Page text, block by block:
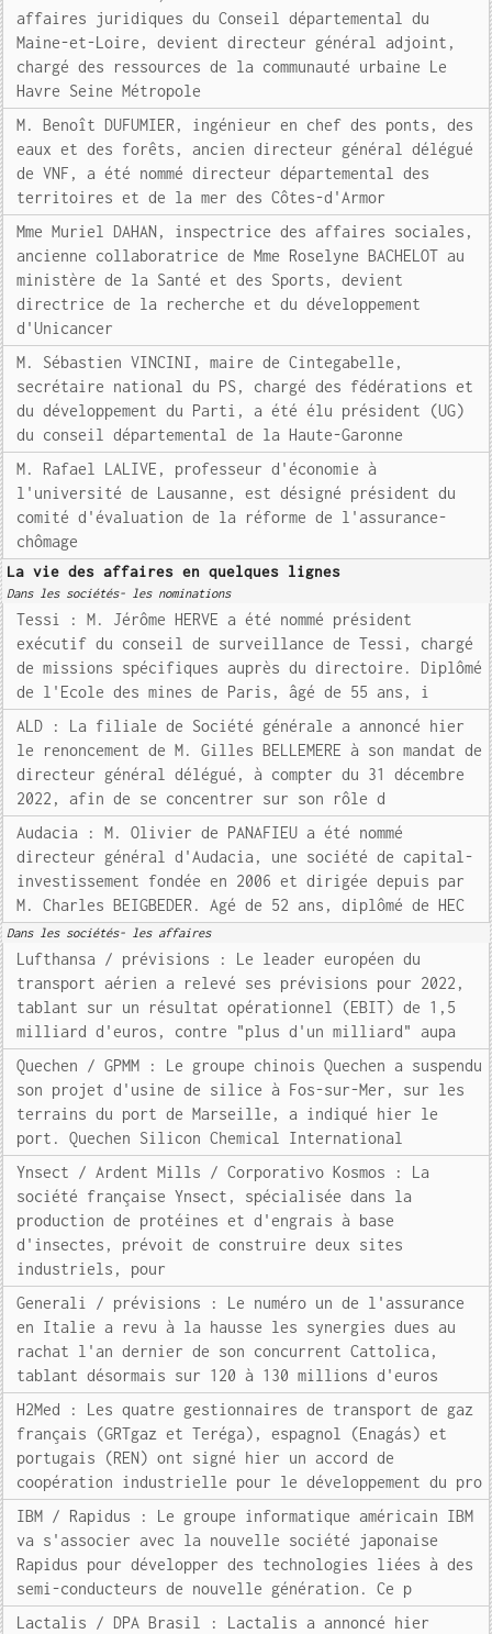
affaires juridiques du Conseil départemental du
Maine-et-Loire, devient directeur général adjoint,
chargé des ressources de la communauté urbaine Le
Havre Seine Métropole
M. Benoît DUFUMIER, ingénieur en chef des ponts, des
eaux et des forêts, ancien directeur général délégué
de VNF, a été nommé directeur départemental des
territoires et de la mer des Côtes-d'Armor
Mme Muriel DAHAN, inspectrice des affaires sociales,
ancienne collaboratrice de Mme Roselyne BACHELOT au
ministère de la Santé et des Sports, devient
directrice de la recherche et du développement
d'Unicancer
M. Sébastien VINCINI, maire de Cintegabelle,
secrétaire national du PS, chargé des fédérations et
du développement du Parti, a été élu président (UG)
du conseil départemental de la Haute-Garonne
M. Rafael LALIVE, professeur d'économie à
l'université de Lausanne, est désigné président du
comité d'évaluation de la réforme de l'assurance-
chômage
La vie des affaires en quelques lignes
Dans les sociétés- les nominations
Tessi : M. Jérôme HERVE a été nommé président
exécutif du conseil de surveillance de Tessi, chargé
de missions spécifiques auprès du directoire. Diplômé
de l'Ecole des mines de Paris, âgé de 55 ans, i
ALD : La filiale de Société générale a annoncé hier
le renoncement de M. Gilles BELLEMERE à son mandat de
directeur général délégué, à compter du 31 décembre
2022, afin de se concentrer sur son rôle d
Audacia : M. Olivier de PANAFIEU a été nommé
directeur général d'Audacia, une société de capital-
investissement fondée en 2006 et dirigée depuis par
M. Charles BEIGBEDER. Agé de 52 ans, diplômé de HEC
Dans les sociétés- les affaires
Lufthansa / prévisions : Le leader européen du
transport aérien a relevé ses prévisions pour 2022,
tablant sur un résultat opérationnel (EBIT) de 1,5
milliard d'euros, contre "plus d'un milliard" aupa
Quechen / GPMM : Le groupe chinois Quechen a suspendu
son projet d'usine de silice à Fos-sur-Mer, sur les
terrains du port de Marseille, a indiqué hier le
port. Quechen Silicon Chemical International
Ynsect / Ardent Mills / Corporativo Kosmos : La
société française Ynsect, spécialisée dans la
production de protéines et d'engrais à base
d'insectes, prévoit de construire deux sites
industriels, pour
Generali / prévisions : Le numéro un de l'assurance
en Italie a revu à la hausse les synergies dues au
rachat l'an dernier de son concurrent Cattolica,
tablant désormais sur 120 à 130 millions d'euros
H2Med : Les quatre gestionnaires de transport de gaz
français (GRTgaz et Teréga), espagnol (Enagás) et
portugais (REN) ont signé hier un accord de
coopération industrielle pour le développement du pro
IBM / Rapidus : Le groupe informatique américain IBM
va s'associer avec la nouvelle société japonaise
Rapidus pour développer des technologies liées à des
semi-conducteurs de nouvelle génération. Ce p
Lactalis / DPA Brasil : Lactalis a annoncé hier